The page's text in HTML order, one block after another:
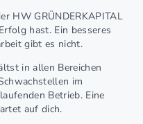
HW GRÜNDERKAPITAL
hast. Ein besseres
gibt es nicht.
in allen Bereichen
im
Betrieb. Eine
auf dich.